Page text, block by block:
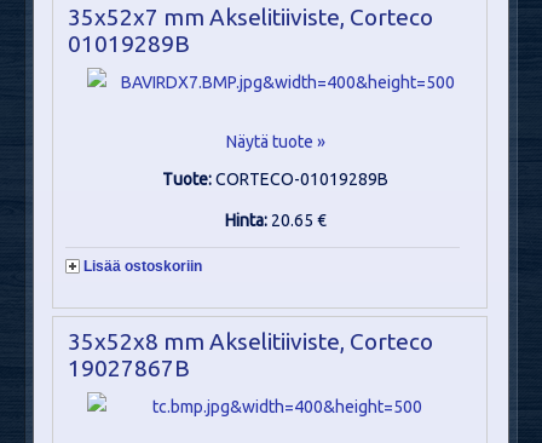
35x52x7 mm Akselitiiviste, Corteco
01019289B
Näytä tuote »
Tuote:CORTECO-01019289B
Hinta: 20.65 €
Lisää ostoskoriin
35x52x8 mm Akselitiiviste, Corteco
19027867B